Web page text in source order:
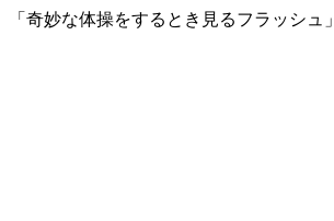
「奇妙な体操をするとき見るフラッシュ」